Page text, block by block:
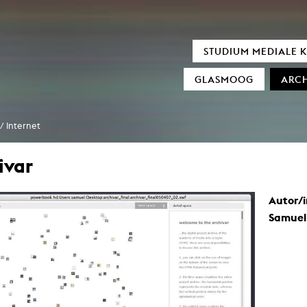
STUDIUM MEDIALE
GLASMOOG
Internet
Autor/
Literarisches Schreiben
Spielfilm / Regie
Dokumentarfilm
Fernsehformate
Drehbuch
Bildgestaltung / Kamera
Kreatives Produzieren / Produktion
Filmgeschichte / Filmtheorie
Kunst
Experimenteller Film
Künstlerische Fotografie
MOOZ
Neu bei
Crying about the
Invisible Indicator